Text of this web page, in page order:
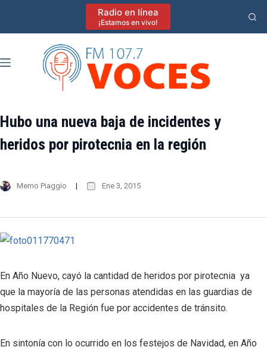
Radio en línea
¡Estamos en vivo!
Hubo una nueva baja de incidentes y
heridos por pirotecnia en la región
Memo Piaggio Ene 3, 2015
En Año Nuevo, cayó la cantidad de heridos por pirotecnia ya
que la mayoría de las personas atendidas en las guardias de
hospitales de la Región fue por accidentes de tránsito.
En sintonía con lo ocurrido en los festejos de Navidad, en Año